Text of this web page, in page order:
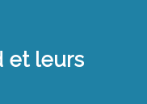
et leurs